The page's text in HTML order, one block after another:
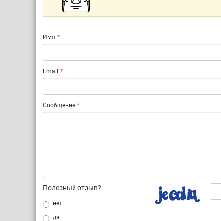
Имя
Email
Сообщение
Полезный отзыв?
нет
да